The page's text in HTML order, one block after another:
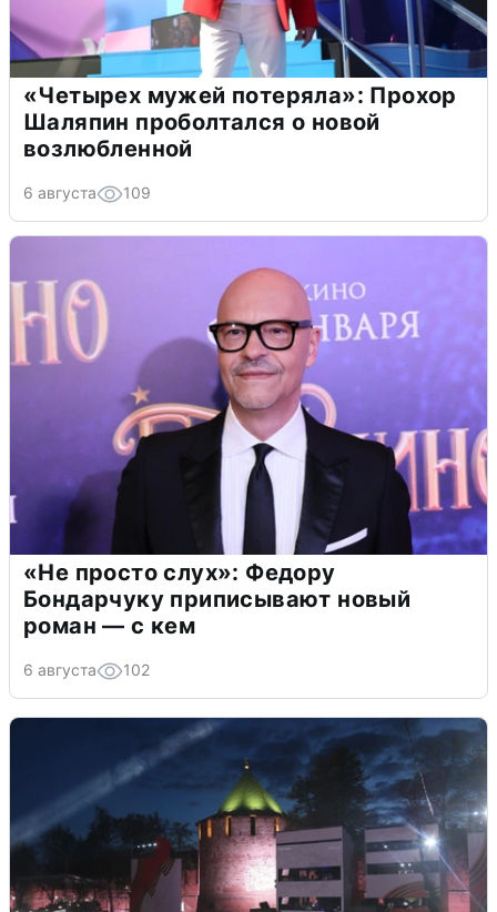
«Четырех мужей потеряла»: Прохор
Шаляпин проболтался о новой
возлюбленной
6 августа 109
«Не просто слух»: Федору
Бондарчуку приписывают новый
роман — с кем
6 августа 102